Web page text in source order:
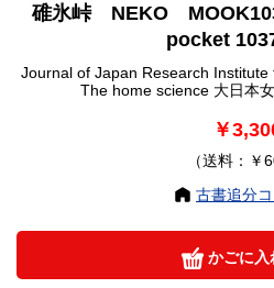
碓氷峠 NEKO
pocket
Journal of Japan Research
The home science 大日本
￥
（送料：￥
古書追分
かごに入